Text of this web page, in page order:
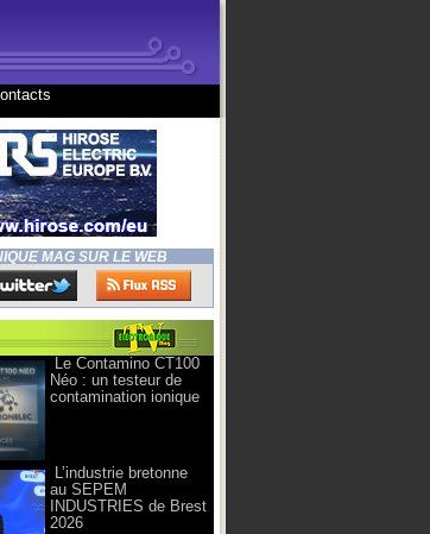
MAG SUR LE WEB
Le Contamino CT100
Néo : un testeur de
contamination ionique
L’industrie bretonne
au SEPEM
INDUSTRIES de Brest
2026